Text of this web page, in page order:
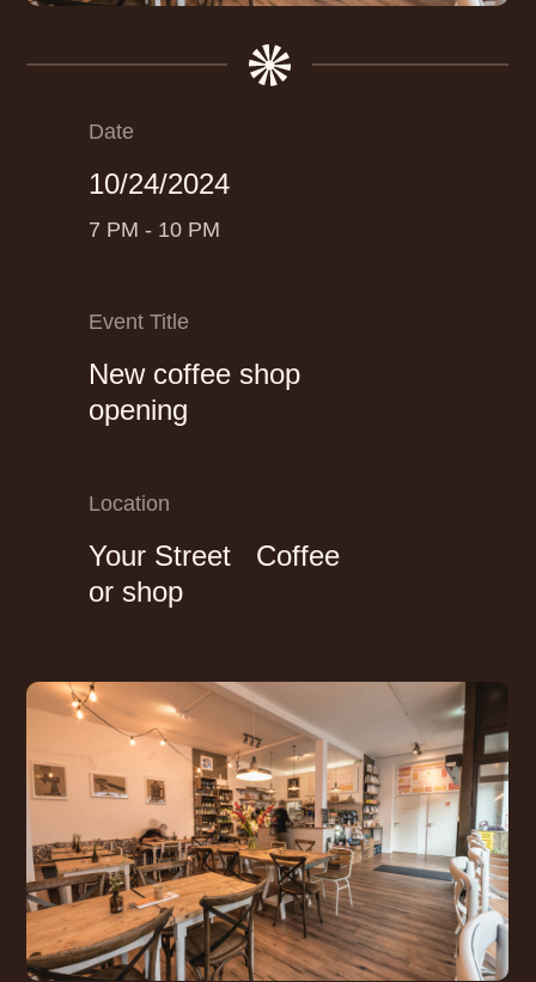
10/24/2024
Your Street Coffee
or shop
New coffee shop
opening
Event Title
Location
Date
7 PM - 10 PM